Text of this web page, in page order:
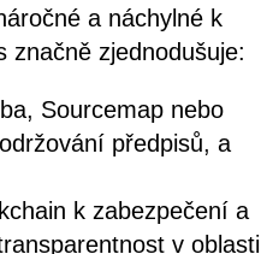
a náchylné k
zjednodušuje:
Sourcemap nebo
předpisů, a
k zabezpečení a
v oblasti